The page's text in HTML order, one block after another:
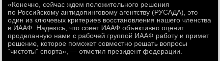
«Конечно, сейчас ждем положительного решения
по Российскому антидопинговому агентству (РУСАДА), это
один из ключевых критериев восстановления нашего членства
в ИААФ. Надеюсь, что совет ИААФ объективно оценит
проделанную нами с рабочей группой ИААФ работу и примет
решение, которое поможет совместно решать вопросы
“чистоты” спорта», — отметил президент федерации.